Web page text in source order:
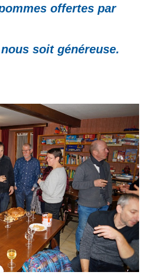
offertes par
soit généreuse.